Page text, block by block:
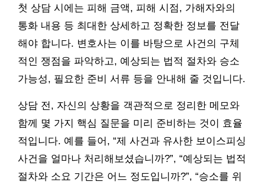
첫 상담 시에는 피해 금액, 피해 시점, 가해자와의
통화 내용 등 최대한 상세하고 정확한 정보를 전달
해야 합니다. 변호사는 이를 바탕으로 사건의 구체
적인 쟁점을 파악하고, 예상되는 법적 절차와 승소
가능성, 필요한 준비 서류 등을 안내해 줄 것입니다.
상담 전, 자신의 상황을 객관적으로 정리한 메모와
함께 몇 가지 핵심 질문을 미리 준비하는 것이 효율
적입니다. 예를 들어, “제 사건과 유사한 보이스피싱
사건을 얼마나 처리해보셨습니까?”, “예상되는 법적
절차와 소요 기간은 어느 정도입니까?”, “승소를 위